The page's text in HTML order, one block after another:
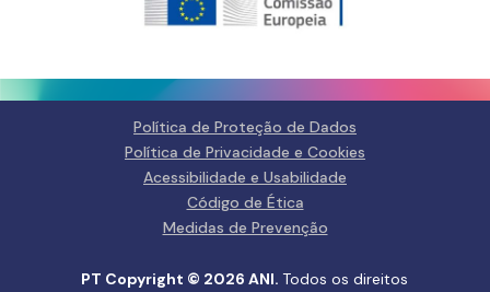
Política de Proteção de Dados
Política de Privacidade e Cookies
Acessibilidade e Usabilidade
Código de Ética
Medidas de Prevenção
PT Copyright © 2026 ANI. Todos os direitos